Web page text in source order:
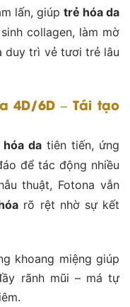
lấn, giúp trẻ hóa da
collagen, làm mờ
duy trì vẻ tươi trẻ lâu
4D/6D – Tái tạo
da tiên tiến, ứng
để tác động nhiều
thuật, Fotona vẫn
rõ rệt nhờ sự kết
khoang miệng giúp
rãnh mũi – má tự